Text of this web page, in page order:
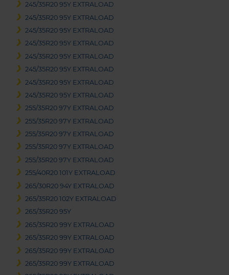
245/35R20 95Y EXTRALOAD
245/35R20 95Y EXTRALOAD
245/35R20 95Y EXTRALOAD
245/35R20 95Y EXTRALOAD
245/35R20 95Y EXTRALOAD
245/35R20 95Y EXTRALOAD
245/35R20 95Y EXTRALOAD
245/35R20 95Y EXTRALOAD
255/35R20 97Y EXTRALOAD
255/35R20 97Y EXTRALOAD
255/35R20 97Y EXTRALOAD
255/35R20 97Y EXTRALOAD
255/35R20 97Y EXTRALOAD
255/40R20 101Y EXTRALOAD
265/30R20 94Y EXTRALOAD
265/35R20 102Y EXTRALOAD
265/35R20 95Y
265/35R20 99Y EXTRALOAD
265/35R20 99Y EXTRALOAD
265/35R20 99Y EXTRALOAD
265/35R20 99Y EXTRALOAD